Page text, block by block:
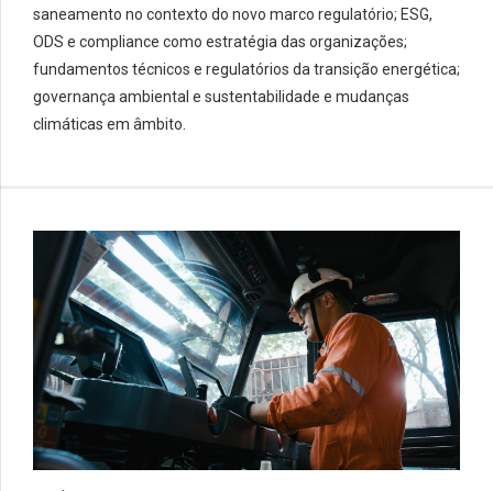
saneamento no contexto do novo marco regulatório; ESG,
ODS e compliance como estratégia das organizações;
fundamentos técnicos e regulatórios da transição energética;
governança ambiental e sustentabilidade e mudanças
climáticas em âmbito.